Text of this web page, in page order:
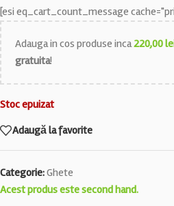
[esi eq_cart_count_message
Adauga in cos produse inca220,00
gratuita!
Stoc epuizat
Adaugă la favorite
Categorie:Ghete
Acest produs este second hand.